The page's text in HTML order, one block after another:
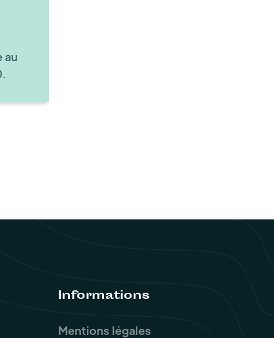
au
Informations
Mentions légales